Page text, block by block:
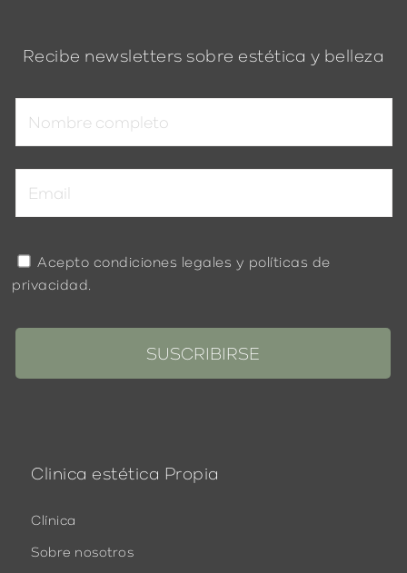
Recibe newsletters sobre estética y belleza
Acepto condiciones legales y políticas de
privacidad
Clinica estética Propia
Clínica
Sobre nosotros